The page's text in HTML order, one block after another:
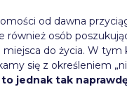
od dawna
również osób
do życia. W tym
się z określeniem
to jednak tak